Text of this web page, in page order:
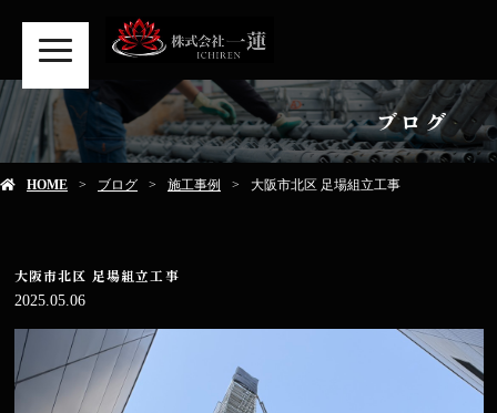
ブログ
HOME ブログ 施工事例 大阪市北区 足場組立工事
大阪市北区 足場組立工事
2025.05.06